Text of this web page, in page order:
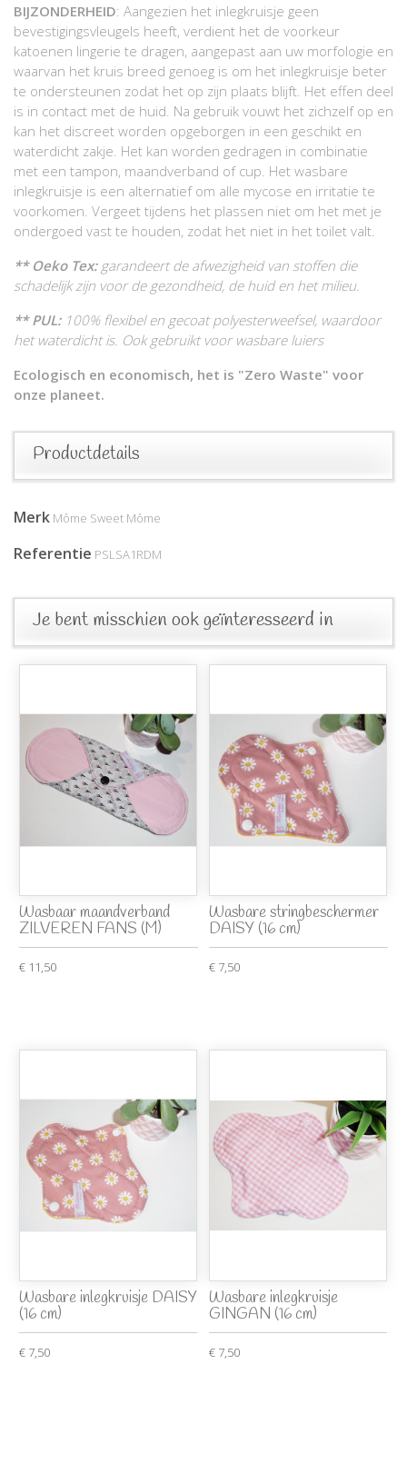
BIJZONDERHEID: Aangezien het inlegkruisje geen
bevestigingsvleugels heeft, verdient het de voorkeur
katoenen lingerie te dragen, aangepast aan uw morfologie en
waarvan het kruis breed genoeg is om het inlegkruisje beter
te ondersteunen zodat het op zijn plaats blijft. Het effen deel
is in contact met de huid. Na gebruik vouwt het zichzelf op en
kan het discreet worden opgeborgen in een geschikt en
waterdicht zakje. Het kan worden gedragen in combinatie
met een tampon, maandverband of cup. Het wasbare
inlegkruisje is een alternatief om alle mycose en irritatie te
voorkomen. Vergeet tijdens het plassen niet om het met je
ondergoed vast te houden, zodat het niet in het toilet valt.
** Oeko Tex:garandeert de afwezigheid van stoffen die
schadelijk zijn voor de gezondheid, de huid en het milieu.
** PUL:100% flexibel en gecoat polyesterweefsel, waardoor
het waterdicht is. Ook gebruikt voor wasbare luiers
Ecologisch en economisch, het is "Zero Waste" voor
onze planeet.
Productdetails
Merk Môme Sweet Môme
Referentie PSLSA1RDM
Je bent misschien ook geïnteresseerd in
Wasbaar maandverband
ZILVEREN FANS (M)
€ 11,50
Wasbare stringbeschermer
DAISY (16 cm)
€ 7,50
Wasbare inlegkruisje DAISY
(16 cm)
€ 7,50
Wasbare inlegkruisje
GINGAN (16 cm)
€ 7,50